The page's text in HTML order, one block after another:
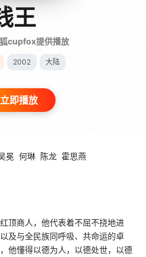
王
cupfox提供播放
2002 大陆
立即播放
冕 何琳 陈龙 霍思燕
商人，他代表着不屈不挠地进
及与全民族同呼吸、共命运的卓
他懂得以德为人，以德处世，以德